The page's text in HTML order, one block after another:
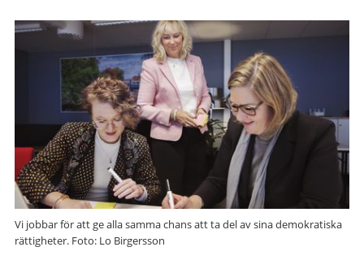
Vi jobbar för att ge alla samma chans att ta del av sina demokratiska
rättigheter. Foto: Lo Birgersson